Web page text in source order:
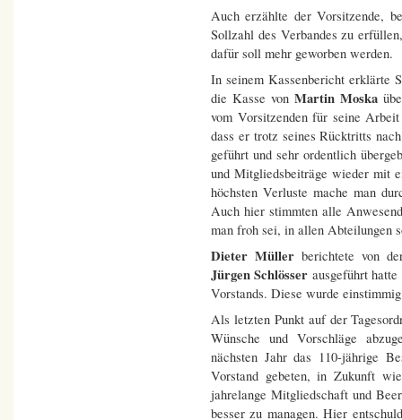
Auch erzählte der Vorsitzende,
Sollzahl des Verbandes zu
dafür soll mehr geworben werden.
In seinem Kassenbericht erklärte
die Kasse vonMartin Moska
vom Vorsitzenden für seine
dass er trotz seines Rücktritts
geführt und sehr ordentlich
und Mitgliedsbeiträge wieder mit
höchsten Verluste mache man
Auch hier stimmten alle
man froh sei, in allen Abteilungen
Dieter Müller berichtete von
Jürgen Schlösser ausgeführt
Vorstands. Diese wurde
Als letzten Punkt auf der
Wünsche und Vorschläge
nächsten Jahr das 110-jährige
Vorstand gebeten, in Zukunft
jahrelange Mitgliedschaft und
besser zu managen. Hier